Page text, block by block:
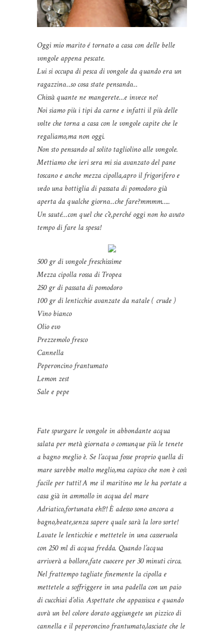
Oggi mio marito é tornato a casa con delle belle
vongole appena pescate.
Lui si occupa di pesca di vongole da quando era un
ragazzino…so cosa state pensando…
Chissà quante ne mangerete…e invece no!
Noi siamo più i tipi da carne e infatti il più delle
volte che torna a casa con le vongole capite che le
regaliamo,ma non oggi.
Non sto pensando al solito tagliolino alle vongole.
Mettiamo che ieri sera mi sia avanzato del pane
toscano e anche mezza cipolla,apro il frigorifero e
vedo una bottiglia di passata di pomodoro già
aperta da qualche giorno…che fare?mmmm…..
Un sauté…con quel che c’è,perché oggi non ho avuto
tempo di fare la spesa!
500 gr di vongole freschissime
Mezza cipolla rossa di Tropea
250 gr di passata di pomodoro
100 gr di lenticchie avanzate da natale ( crude )
Vino bianco
Olio evo
Prezzemolo fresco
Cannella
Peperoncino frantumato
Lemon zest
Sale e pepe
Fate spurgare le vongole in abbondante acqua
salata per metà giornata o comunque più le tenete
a bagno meglio è. Se l’acqua fosse proprio quella di
mare sarebbe molto meglio,ma capisco che non è così
facile per tutti! A me il maritino me le ha portate a
casa già in ammollo in acqua del mare
Adriatico,fortunata eh!?! È adesso sono ancora a
bagno,beate,senza sapere quale sarà la loro sorte!
Lavate le lenticchie e mettetele in una casseruola
con 250 ml di acqua fredda. Quando l’acqua
arriverà a bollore,fate cuocere per 30 minuti circa.
Nel frattempo tagliate finemente la cipolla e
mettetele a soffriggere in una padella con un paio
di cucchiai d’olio. Aspettate che appassisca e quando
avrà un bel colore dorato aggiungete un pizzico di
cannella e il peperoncino frantumato,lasciate che le